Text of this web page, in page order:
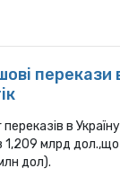
перекази
переказів в
1,209 млрд дол.,що
дол).